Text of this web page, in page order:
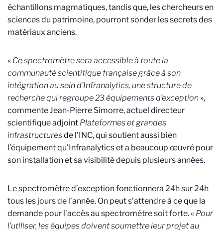
échantillons magmatiques, tandis que, les chercheurs en
sciences du patrimoine, pourront sonder les secrets des
matériaux anciens.
« Ce spectromètre sera accessible à toute la
communauté scientifique française grâce à son
intégration au sein d’Infranalytics, une structure de
recherche qui regroupe 23 équipements d’exception »,
commente Jean-Pierre Simorre, actuel directeur
scientifique adjoint Plateformes et grandes
infrastructuresde l’INC, qui soutient aussi bien
l’équipement qu’Infranalytics et a beaucoup œuvré pour
son installation et sa visibilité depuis plusieurs années.
Le spectromètre d’exception fonctionnera 24h sur 24h
tous les jours de l’année. On peut s’attendre à ce que la
demande pour l’accès au spectromètre soit forte. « Pour
l’utiliser, les équipes doivent soumettre leur projet au